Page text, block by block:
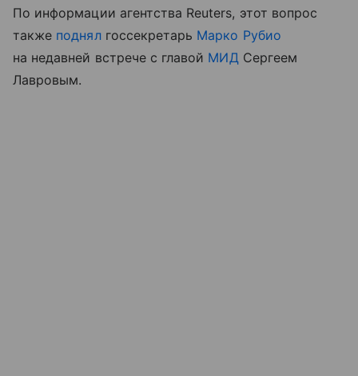
По информации агентства Reuters, этот вопрос
также поднялгоссекретарь Марко Рубио
на недавней встрече с главой МИДСергеем
Лавровым.